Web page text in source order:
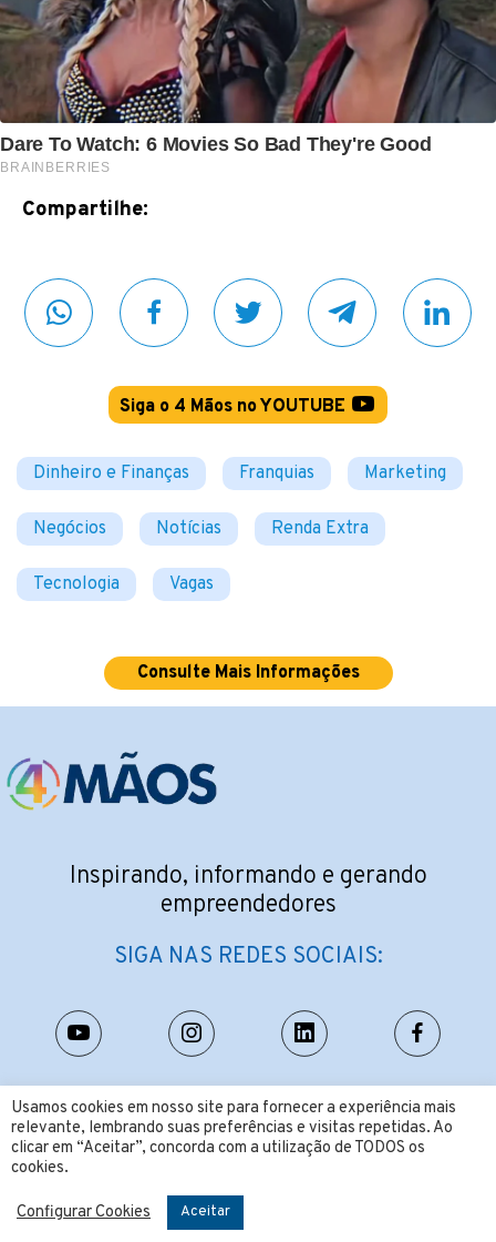
Compartilhe:
Siga o 4 Mãos no YOUTUBE
Dinheiro e Finanças Franquias Marketing
Negócios Notícias Renda Extra
Tecnologia Vagas
Consulte Mais Informações
Usamos cookies em nosso site para fornecer a experiência mais
relevante, lembrando suas preferências e visitas repetidas. Ao
clicar em “Aceitar”, concorda com a utilização de TODOS os
cookies.
Configurar Cookies Aceitar
Inspirando, informando e gerando
empreendedores
SIGA NAS REDES SOCIAIS:
CONTATO:
contato@4maos.com.br